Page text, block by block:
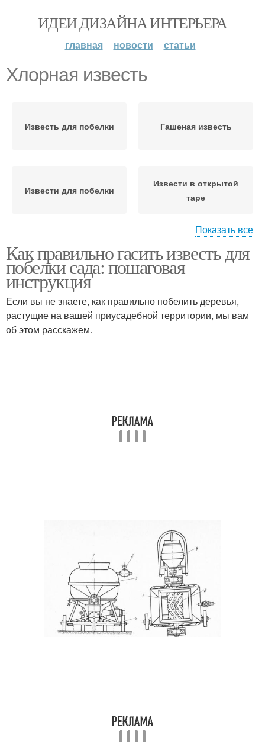
ИДЕИ ДИЗАЙНА ИНТЕРЬЕРА
главная новости статьи
Хлорная известь
Известь для побелки Гашеная известь
Извести для побелки
Извести в открытой
таре
Известь на даче Известь в огороде
Известь для борьбы Негашеная известь
Извести в больших
количествах
Известь в домашних
условиях
Известь на улице Известь от влаги
Показать все
Как правильно гасить известь для
побелки сада: пошаговая
инструкция
Если вы не знаете, как правильно побелить деревья,
растущие на вашей приусадебной территории, мы вам
об этом расскажем.